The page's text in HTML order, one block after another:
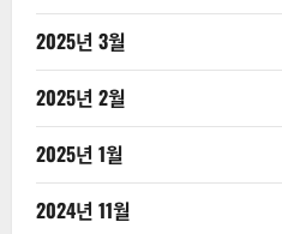
2025년 3월
2025년 2월
2025년 1월
2024년 11월